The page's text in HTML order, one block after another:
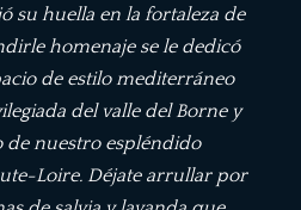
su huella en la fortaleza de
homenaje se le dedicó
de estilo mediterráneo
del valle del Borne y
de nuestro espléndido
Loire. Déjate arrullar por